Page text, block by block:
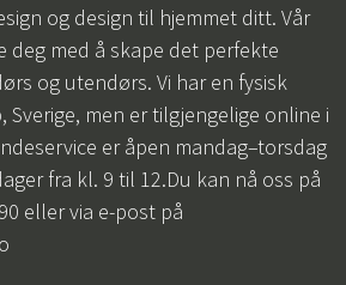
og design til hjemmet ditt. Vår
deg med å skape det perfekte
og utendørs. Vi har en fysisk
Sverige, men er tilgjengelige online i
er åpen mandag–torsdag
fra kl. 9 til 12.Du kan nå oss på
eller via e-post på